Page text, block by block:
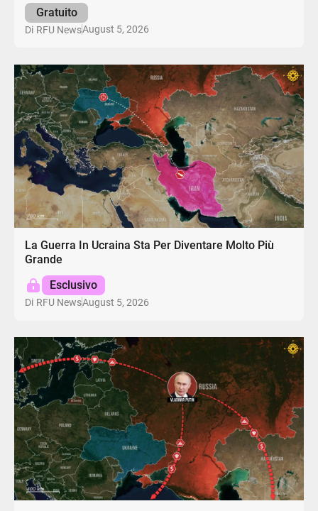
Gratuito
Di RFU NewsAugust 5, 2026
La Guerra In Ucraina Sta Per Diventare Molto Più
Grande
Esclusivo
Di RFU NewsAugust 5, 2026